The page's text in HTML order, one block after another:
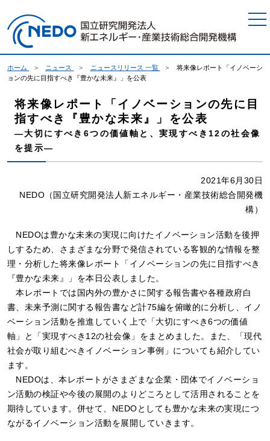
ホーム ニュース ニュースリリース 一覧
将来像レポート「イノベーシ
ョンの先に目指すべき『豊かな未来』」を公表
将来像レポート「イノベーションの先に目
指すべき『豊かな未来』」を公表
―大切にすべき6つの価値軸と、実現すべき12の社会像
を提示―
2021年6月30日
NEDO（国立研究開発法人新エネルギー・産業技術総合開発機
構）
NEDOは豊かな未来の実現に向けたイノベーション活動を後押
しするため、さまざまな分野で発信されている客観的な情報を整
理・分析した将来像レポート「イノベーションの先に目指すべき
『豊かな未来』」を本日公表しました。
本レポートでは国内外の豊かさに関する報告書や各種政府白
書、未来予測に関する報告書など計75編を俯瞰的に分析し、イノ
ベーション活動を推進していく上で「大切にすべき6つの価値
軸」と「実現すべき12の社会像」をまとめました。また、「現代
社会が取り組むべきイノベーション事例」についても紹介してい
ます。
NEDOは、本レポートがさまざまな企業・団体でイノベーショ
ン活動の検証や今後の展開のよりどころとして活用されることを
期待しています。併せて、NEDOとしても豊かな未来の実現につ
ながるイノベーション活動を展開していきます。